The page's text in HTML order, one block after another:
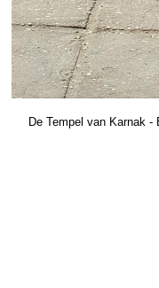
De Tempel van Karnak -